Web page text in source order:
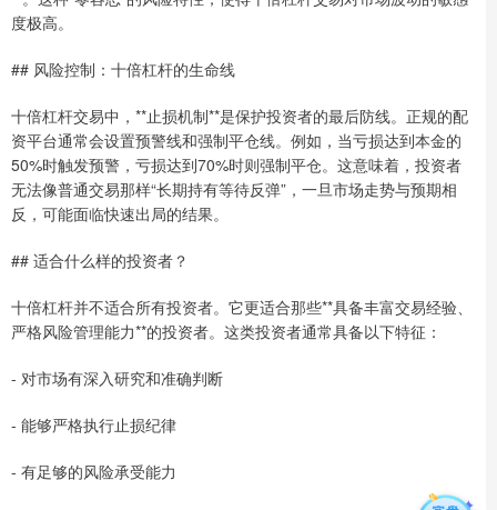
度极高。
## 风险控制：十倍杠杆的生命线
十倍杠杆交易中，**止损机制**是保护投资者的最后防线。正规的配
资平台通常会设置预警线和强制平仓线。例如，当亏损达到本金的
50%时触发预警，亏损达到70%时则强制平仓。这意味着，投资者
无法像普通交易那样“长期持有等待反弹”，一旦市场走势与预期相
反，可能面临快速出局的结果。
## 适合什么样的投资者？
十倍杠杆并不适合所有投资者。它更适合那些**具备丰富交易经验、
严格风险管理能力**的投资者。这类投资者通常具备以下特征：
- 对市场有深入研究和准确判断
- 能够严格执行止损纪律
- 有足够的风险承受能力